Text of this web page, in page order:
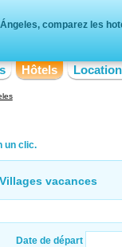
comparez les
Hôtels
un clic.
Villages vacances
Date de départ